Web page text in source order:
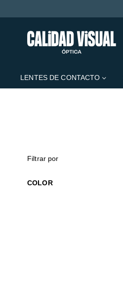
LENTES DE CONTACTO
Filtrar por
COLOR